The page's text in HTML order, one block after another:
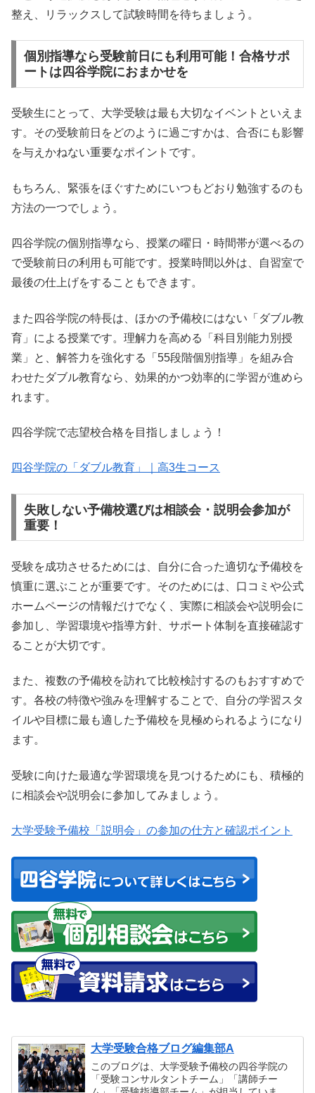
整え、リラックスして試験時間を待ちましょう。
個別指導なら受験前日にも利用可能！合格サポ
ートは四谷学院におまかせを
受験生にとって、大学受験は最も大切なイベントといえま
す。その受験前日をどのように過ごすかは、合否にも影響
を与えかねない重要なポイントです。
もちろん、緊張をほぐすためにいつもどおり勉強するのも
方法の一つでしょう。
四谷学院の個別指導なら、授業の曜日・時間帯が選べるの
で受験前日の利用も可能です。授業時間以外は、自習室で
最後の仕上げをすることもできます。
また四谷学院の特長は、ほかの予備校にはない「ダブル教
育」による授業です。理解力を高める「科目別能力別授
業」と、解答力を強化する「55段階個別指導」を組み合
わせたダブル教育なら、効果的かつ効率的に学習が進めら
れます。
四谷学院で志望校合格を目指しましょう！
四谷学院の「ダブル教育」｜高3生コース
失敗しない予備校選びは相談会・説明会参加が
重要！
受験を成功させるためには、自分に合った適切な予備校を
慎重に選ぶことが重要です。そのためには、口コミや公式
ホームページの情報だけでなく、実際に相談会や説明会に
参加し、学習環境や指導方針、サポート体制を直接確認す
ることが大切です。
また、複数の予備校を訪れて比較検討するのもおすすめで
す。各校の特徴や強みを理解することで、自分の学習スタ
イルや目標に最も適した予備校を見極められるようになり
ます。
受験に向けた最適な学習環境を見つけるためにも、積極的
に相談会や説明会に参加してみましょう。
大学受験予備校「説明会」の参加の仕方と確認ポイント
大学受験合格ブログ編集部A
このブログは、大学受験予備校の四谷学院の
「受験コンサルタントチーム」「講師チー